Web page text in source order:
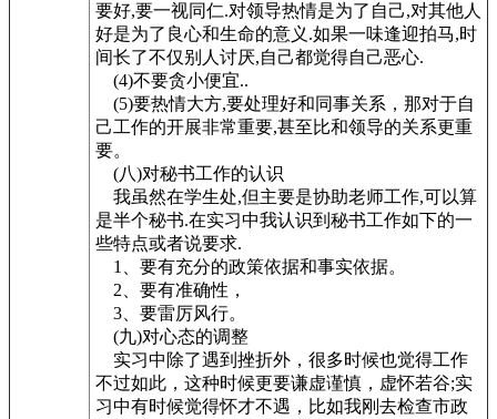
要好,要一视同仁.对领导热情是为了自己,对其他人
好是为了良心和生命的意义.如果一味逢迎拍马,时
间长了不仅别人讨厌,自己都觉得自己恶心.
(4)不要贪小便宜..
(5)要热情大方,要处理好和同事关系，那对于自
己工作的开展非常重要,甚至比和领导的关系更重
要。
(八)对秘书工作的认识
我虽然在学生处,但主要是协助老师工作,可以算
是半个秘书.在实习中我认识到秘书工作如下的一
些特点或者说要求.
1、要有充分的政策依据和事实依据。
2、要有准确性，
3、要雷厉风行。
(九)对心态的调整
实习中除了遇到挫折外，很多时候也觉得工作
不过如此，这种时候更要谦虚谨慎，虚怀若谷;实
习中有时候觉得怀才不遇，比如我刚去检查市政